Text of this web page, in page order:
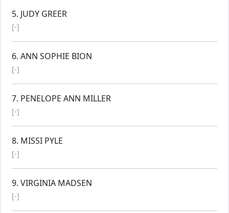
5. JUDY GREER
[-]
6. ANN SOPHIE BION
[-]
7. PENELOPE ANN MILLER
[-]
8. MISSI PYLE
[-]
9. VIRGINIA MADSEN
[-]